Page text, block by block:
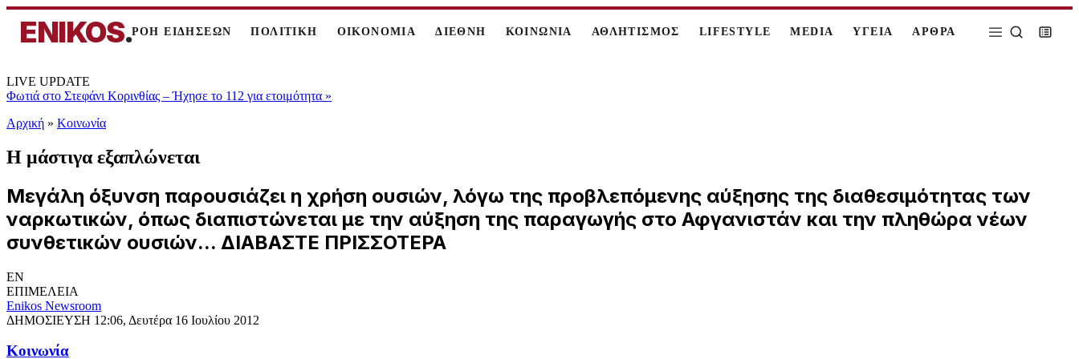
ENIKOS.ΡΟΗ ΕΙΔΗΣΕΩΝ ΠΟΛΙΤΙΚΗ ΟΙΚΟΝΟΜΙΑ ΔΙΕΘΝΗ ΚΟΙΝΩΝΙΑ ΑΘΛΗΤΙΣΜΟΣ LIFESTYLE MEDIA ΥΓΕΙΑ ΑΡΘΡΑ
LIVE UPDATE
Φωτιά στο Στεφάνι Κορινθίας – Ήχησε το 112 για ετοιμότητα »
Αρχική » Κοινωνία
Η μάστιγα εξαπλώνεται
Μεγάλη όξυνση παρουσιάζει η χρήση ουσιών, λόγω της προβλεπόμενης αύξησης της διαθεσιμότητας των
ναρκωτικών, όπως διαπιστώνεται με την αύξηση της παραγωγής στο Αφγανιστάν και την πληθώρα νέων
συνθετικών ουσιών... ΔΙΑΒΑΣΤΕ ΠΡΙΣΣΟΤΕΡΑ
EN
ΕΠΙΜΕΛΕΙΑ
Enikos Newsroom
ΔΗΜΟΣΙΕΥΣΗ 12:06, Δευτέρα 16 Ιουλίου 2012
Κοινωνία